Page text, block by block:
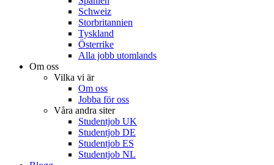
Schweiz
Storbritannien
Tyskland
Österrike
Alla jobb utomlands
Om oss
Vilka vi är
Om oss
Jobba för oss
Våra andra siter
Studentjob UK
Studentjob DE
Studentjob ES
Studentjob NL